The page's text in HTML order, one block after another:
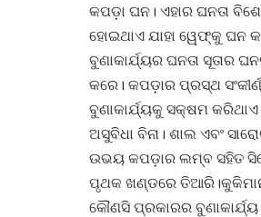
କପଡ଼ା ଘନ। ଏହାର ଘନତା
ହୋଇଥାଏ ଯାହା ୱେଫ୍କୁ ଘନ
ବୁଣାକାର୍ଯ୍ୟର ଘନତା ସୂତାର
କରେ। କପଡ଼ାର ପ୍ରସ୍ଥ
ବୁଣାକାର୍ଯ୍ୟକୁ ସକ୍ଷମ
ଅସୁବିଧା ବିନା। ଶାଲ ଏବଂ
ଉଭୟ କପଡ଼ାର ଲମ୍ବ ସହିତ
ପୃଥକ ଖଣ୍ଡରେ
କୌଣସି ପ୍ରକାରର